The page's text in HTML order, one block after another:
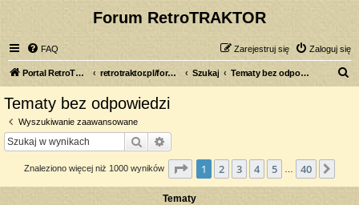
Forum RetroTRAKTOR
FAQ Zaloguj się
Zarejestruj się
Portal RetroTRAKTOR.pl retrotraktor.pl/forum Szukaj Tematy bez odpowiedzi
Tematy bez odpowiedzi
Wyszukiwanie zaawansowane
Szukaj
Znaleziono więcej niż 1000 wyników Strona z40
1 2 3 4 5 40
Tematy